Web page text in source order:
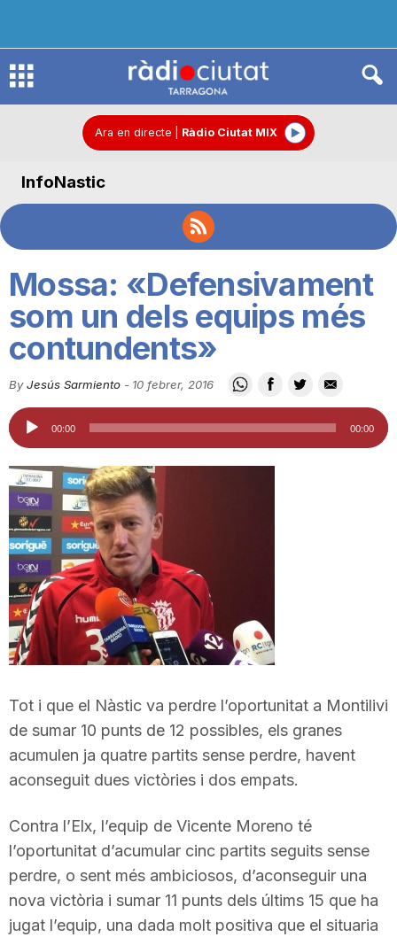
R
d
C
u
t
a
t
d
e
a
r
Ara en directe Ràdio Ciutat MIX
InfoNastic
Mossa: «Defensivament
som un dels equips més
contundents»
By Jesús Sarmiento - 10 febrer, 2016
Reproductor
d'àudio
00:00 00:00
Tot i que el Nàstic va perdre l’oportunitat a Montilivi
de sumar 10 punts de 12 possibles, els granes
acumulen ja quatre partits sense perdre, havent
aconseguit dues victòries i dos empats.
Contra l’Elx, l’equip de Vicente Moreno té
l’oportunitat d’acumular cinc partits seguits sense
perdre, o sent més ambiciosos, d’aconseguir una
nova victòria i sumar 11 punts dels últims 15 que ha
jugat l’equip, una dada molt positiva que el situaria